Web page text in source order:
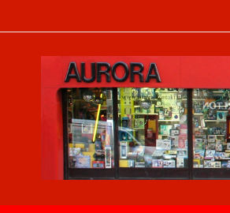
naar
inhoud